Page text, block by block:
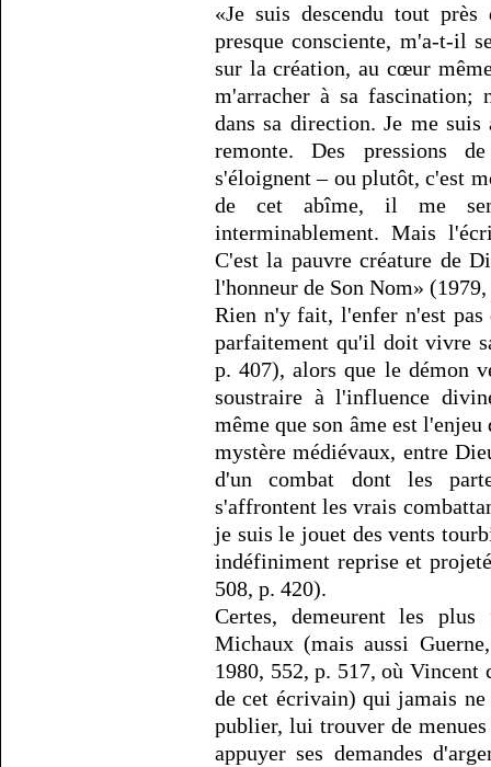
«Je suis descendu tout
presque consciente, m'a-t-il
sur la création, au cœur
m'arracher à sa fascination;
dans sa direction. Je me
remonte. Des pressions
s'éloignent – ou plutôt, c'est
de cet abîme, il me
interminablement. Mais
C'est la pauvre créature de
l'honneur de Son Nom»
Rien n'y fait, l'enfer n'est
parfaitement qu'il doit vivre
p. 407), alors que le démon
soustraire à l'influence
même que son âme est
mystère médiévaux, entre
d'un combat dont les
s'affrontent les vrais
je suis le jouet des vents
indéfiniment reprise et
508, p. 420).
Certes, demeurent les
Michaux (mais aussi
1980, 552, p. 517, où Vincent
de cet écrivain) qui jamais
publier, lui trouver de
appuyer ses demandes